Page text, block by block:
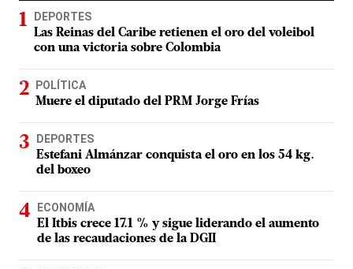
DEPORTES
Las Reinas del Caribe retienen el oro del voleibol
con una victoria sobre Colombia
POLÍTICA
Muere el diputado del PRM Jorge Frías
DEPORTES
Estefani Almánzar conquista el oro en los 54 kg.
del boxeo
ECONOMÍA
El Itbis crece 17.1 % y sigue liderando el aumento
de las recaudaciones de la DGII